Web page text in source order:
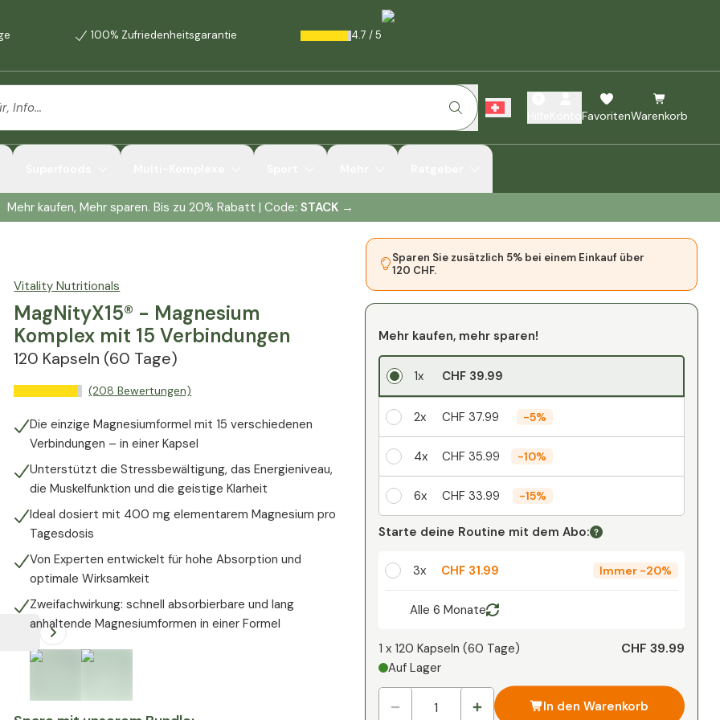
100% Zufriedenheitsgarantie 4.7 /5
FavoritenWarenkorb
Mehr kaufen, Mehr sparen. Bis zu 20% Rabatt | Code: STACK →
Vitality Nutritionals
MagNityX15® - Magnesium
Komplex mit 15 Verbindungen
120 Kapseln (60 Tage)
(208 Bewertungen)
Die einzige Magnesiumformel mit 15 verschiedenen
Verbindungen – in einer Kapsel
Unterstützt die Stressbewältigung, das Energieniveau,
die Muskelfunktion und die geistige Klarheit
Ideal dosiert mit 400 mg elementarem Magnesium pro
Tagesdosis
Von Experten entwickelt für hohe Absorption und
optimale Wirksamkeit
Zweifachwirkung: schnell absorbierbare und lang
anhaltende Magnesiumformen in einer Formel
Sparen Sie zusätzlich 5% bei einem Einkauf über
120 CHF.
Mehr kaufen, mehr sparen!
1x CHF 39.99
2x CHF 37.99 -5%
4x CHF 35.99 -10%
6x CHF 33.99 -15%
Ihr persönlicher Rabatt
-%
Starte deine Routine mit dem Abo:
3x CHF 31.99 Immer -20%
Alle 6 Monate
1 x 120 Kapseln (60 Tage)
Auf Lager
CHF 39.99
In den Warenkorb